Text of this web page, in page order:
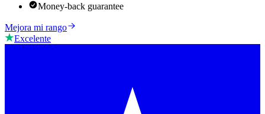
Money-back guarantee
Mejora mi rango
Excelente